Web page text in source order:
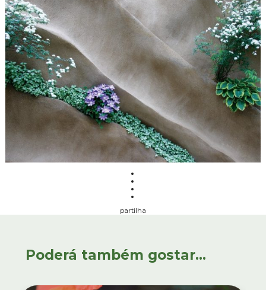
partilha
Poderá também gostar...